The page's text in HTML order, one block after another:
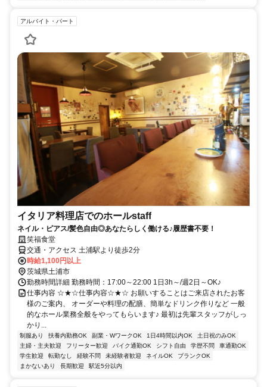
アルバイト・パート
イタリア料理店でのホールstaff
ネイル・ピアス/髪色自由◎あなたらしく働ける♪履歴書不要！
笑福食堂
交通・アクセス 土浦駅より徒歩2分
時給1,100円以上
茨城県土浦市
勤務時間詳細 勤務時間：17:00～22:00 1日3h～/週2日～OK♪
仕事内容 ☆★☆仕事内容☆★☆ お願いすることはご来店されたお客
様のご案内、 オーダーや料理の配膳、簡単なドリンク作りなど 一般
的なホール業務全般をやってもらいます♪ 最初は先輩スタッフがしっ
かり...
制服あり 扶養内勤務OK 副業・WワークOK 1日4時間以内OK
土日祝のみOK
主婦・主夫歓迎
フリーター歓迎 バイク通勤OK シフト自由 学歴不問
車通勤OK
学生歓迎
転勤なし 経験不問 未経験者歓迎 ネイルOK
ブランクOK
まかないあり
長期歓迎 駅近5分以内